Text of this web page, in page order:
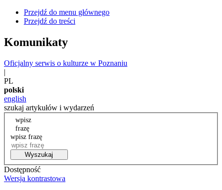
Przejdź do menu głównego
Przejdź do treści
Komunikaty
Oficjalny serwis o kulturze w Poznaniu
|
PL
polski
english
szukaj artykułów i wydarzeń
wpisz
frazę
wpisz frazę
Wyszukaj
Dostępność
Wersja kontrastowa